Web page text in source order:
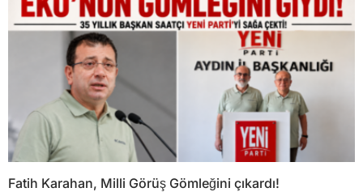
Fatih Karahan, Milli Görüş Gömleğini çıkardı!